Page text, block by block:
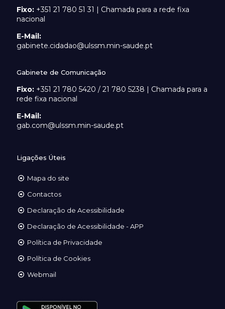
Fixo: +351 21 780 51 31 | Chamada para a rede fixa
nacional
E-Mail:
gabinete.cidadao@ulssm.min-saude.pt
Gabinete de Comunicação
Fixo: +351 21 780 5420 / 21 780 5238 | Chamada para a
rede fixa nacional
E-Mail:
gab.com@ulssm.min-saude.pt
Ligações Úteis
Mapa do site
Contactos
Declaração de Acessibilidade
Declaração de Acessibilidade - APP
Política de Privacidade
Política de Cookies
Webmail